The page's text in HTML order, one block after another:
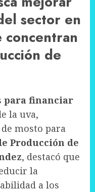
sector en
concentran
de
para financiar
la uva,
mosto para
Producción de
, destacó que
la
a los